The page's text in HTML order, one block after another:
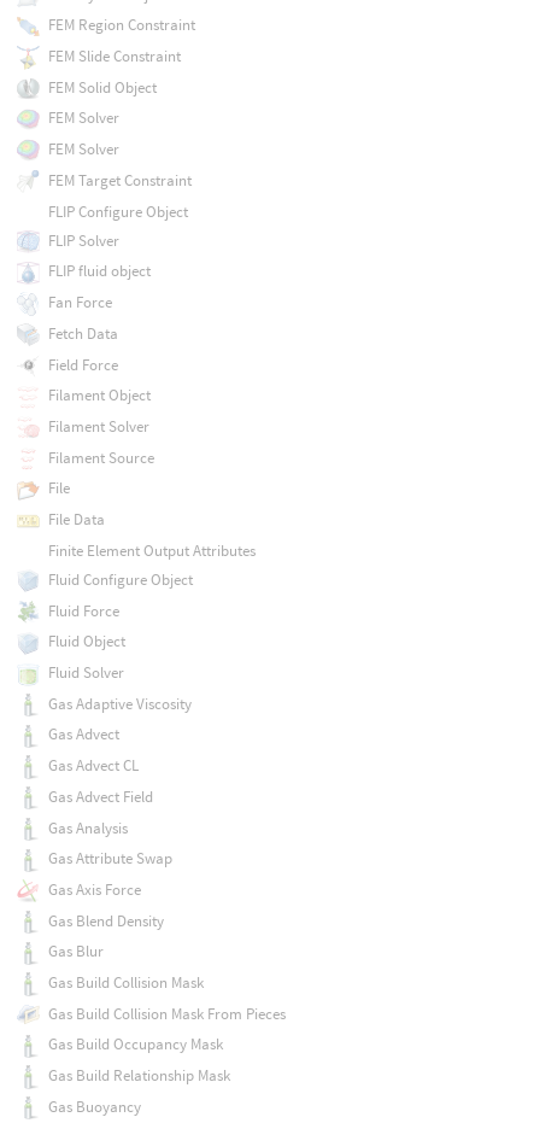
FEM Region Constraint
FEM Slide Constraint
FEM Solid Object
FEM Solver
FEM Solver
FEM Target Constraint
FLIP Configure Object
FLIP Solver
FLIP fluid object
Fan Force
Fetch Data
Field Force
Filament Object
Filament Solver
Filament Source
File
File Data
Finite Element Output Attributes
Fluid Configure Object
Fluid Force
Fluid Object
Fluid Solver
Gas Adaptive Viscosity
Gas Advect
Gas Advect CL
Gas Advect Field
Gas Analysis
Gas Attribute Swap
Gas Axis Force
Gas Blend Density
Gas Blur
Gas Build Collision Mask
Gas Build Collision Mask From Pieces
Gas Build Occupancy Mask
Gas Build Relationship Mask
Gas Buoyancy